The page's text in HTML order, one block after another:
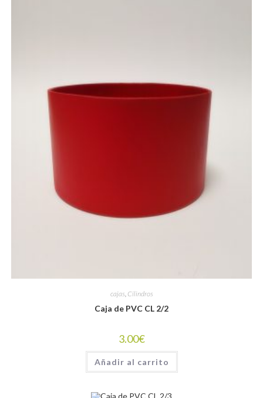
cajas Cilindros
Caja de PVC CL 2/2
3.00€
Añadir al carrito